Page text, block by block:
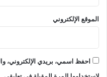
الموقع الإلكتروني
احفظ اسمي، بريدي الإلكتروني،